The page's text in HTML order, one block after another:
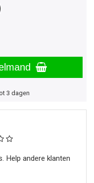
3 dagen
Help andere klanten